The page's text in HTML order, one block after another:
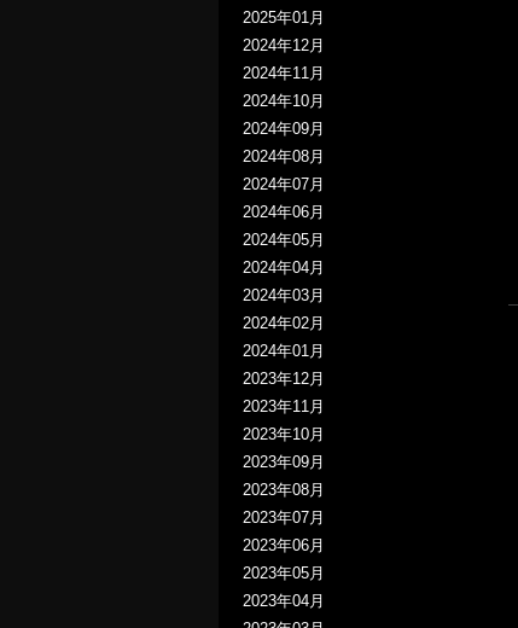
2025年01月
2024年12月
2024年11月
2024年10月
2024年09月
2024年08月
2024年07月
2024年06月
2024年05月
2024年04月
2024年03月
2024年02月
2024年01月
2023年12月
2023年11月
2023年10月
2023年09月
2023年08月
2023年07月
2023年06月
2023年05月
2023年04月